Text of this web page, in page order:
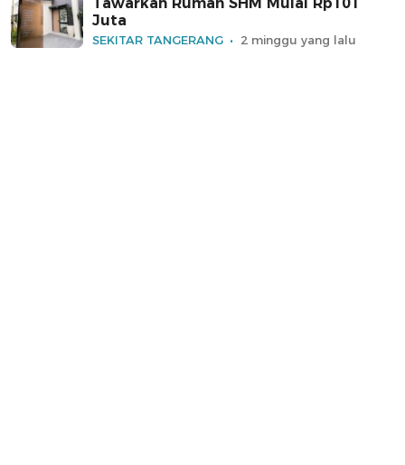
Juta
SEKITAR TANGERANG 2 minggu yang lalu